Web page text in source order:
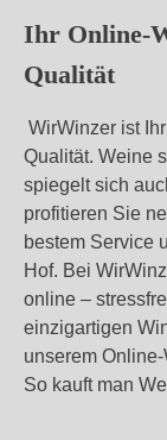
Ihr Online-
Qualität
WirWinzer ist
Qualität. Weine
spiegelt sich
profitieren Sie
bestem Service
Hof. Bei
online –
einzigartigen
unserem
So kauft man